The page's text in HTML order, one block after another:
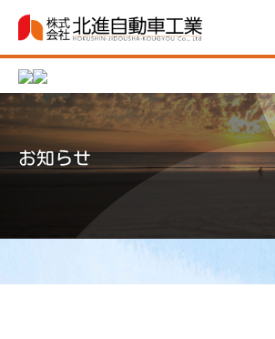
テ
ツ
へ
株
式
会
社
北
進
お知らせ